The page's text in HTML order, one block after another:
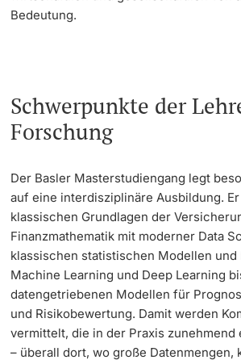
Bedeutung.
Schwerpunkte der
Forschung
Der Basler Masterstudiengang legt
auf eine interdisziplinäre Ausbildung.
klassischen Grundlagen der
Finanzmathematik mit moderner Data
klassischen statistischen Modellen
Machine Learning und Deep Learning
datengetriebenen Modellen für
und Risikobewertung. Damit werden
vermittelt, die in der Praxis zunehmend
– überall dort, wo große Datenmengen,